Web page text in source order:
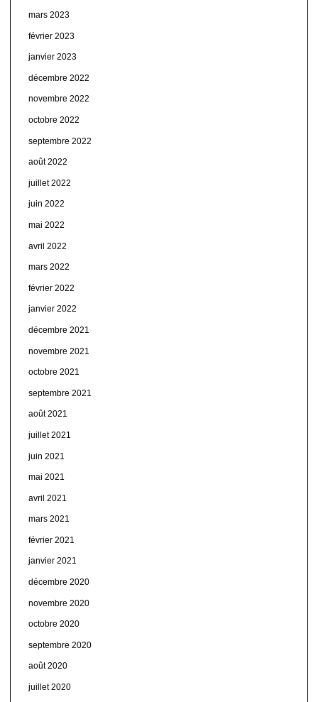
mars 2023
février 2023
janvier 2023
décembre 2022
novembre 2022
octobre 2022
septembre 2022
août 2022
juillet 2022
juin 2022
mai 2022
avril 2022
mars 2022
février 2022
janvier 2022
décembre 2021
novembre 2021
octobre 2021
septembre 2021
août 2021
juillet 2021
juin 2021
mai 2021
avril 2021
mars 2021
février 2021
janvier 2021
décembre 2020
novembre 2020
octobre 2020
septembre 2020
août 2020
juillet 2020